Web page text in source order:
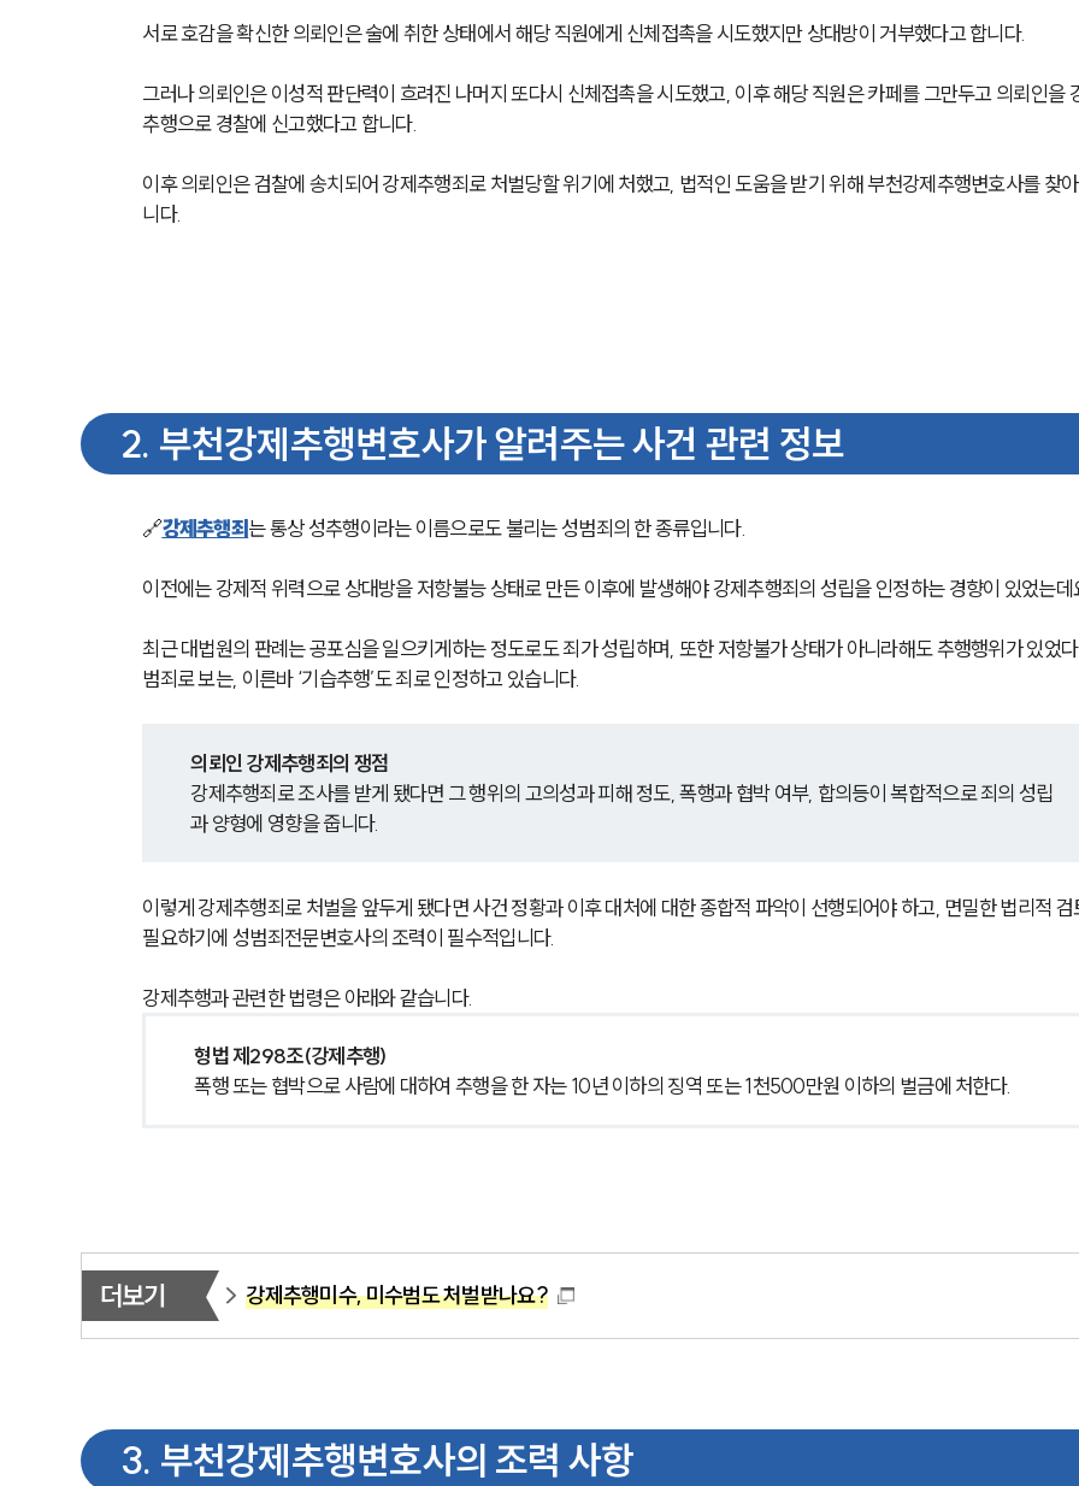
서로 호감을 확신한 의뢰인은 술에 취한 상태에서 해당 직원에게 신체접촉을 시도했지만 상대방이 거부했다고 합니다.
그러나 의뢰인은 이성적 판단력이 흐려진 나머지 또다시 신체접촉을 시도했고, 이후 해당 직원은 카페를 그만두고 의뢰인을
추행으로 경찰에 신고했다고 합니다.
이후 의뢰인은 검찰에 송치되어 강제추행죄로 처벌당할 위기에 처했고, 법적인 도움을 받기 위해 부천강제추행변호사를 찾
니다.
2. 부천강제추행변호사가 알려주는 사건 관련 정보
🔗강제추행죄는 통상 성추행이라는 이름으로도 불리는 성범죄의 한 종류입니다.
이전에는 강제적 위력으로 상대방을 저항불능 상태로 만든 이후에 발생해야 강제추행죄의 성립을 인정하는 경향이 있었는데
최근 대법원의 판례는 공포심을 일으키게하는 정도로도 죄가 성립하며, 또한 저항불가 상태가 아니라해도 추행행위가 있었
범죄로 보는, 이른바 ‘기습추행’도 죄로 인정하고 있습니다.
의뢰인 강제추행죄의 쟁점
강제추행죄로 조사를 받게 됐다면 그 행위의 고의성과 피해 정도, 폭행과 협박 여부, 합의등이 복합적으로 죄의 성립
과 양형에 영향을 줍니다.
이렇게 강제추행죄로 처벌을 앞두게 됐다면 사건 정황과 이후 대처에 대한 종합적 파악이 선행되어야 하고, 면밀한 법리적 검
필요하기에 성범죄전문변호사의 조력이 필수적입니다.
강제추행과 관련한 법령은 아래와 같습니다.
형법 제298조(강제추행)
폭행 또는 협박으로 사람에 대하여 추행을 한 자는 10년 이하의 징역 또는 1천500만원 이하의 벌금에 처한다.
더보기 강제추행미수, 미수범도 처벌받나요?
3. 부천강제추행변호사의 조력 사항